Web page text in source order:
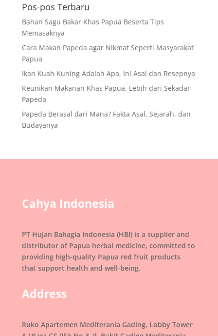
Pos-pos Terbaru
Bahan Sagu Bakar Khas Papua Beserta Tips
Memasaknya
Cara Makan Papeda agar Nikmat Seperti Masyarakat
Papua
Ikan Kuah Kuning Adalah Apa, Ini Asal dan Resepnya
Keunikan Makanan Khas Papua, Lebih dari Sekadar
Papeda
Papeda Berasal dari Mana? Fakta Asal, Sejarah, dan
Budayanya
Cahya Indonesia
PT Hujan Bahagia Indonesia (HBI) is a supplier and
distributor of Papua herbal medicine, committed to
providing high-quality Papua red fruit products
that support health and well-being.
Address
Ruko Apartemen Mediterania Gading, Lobby Tower